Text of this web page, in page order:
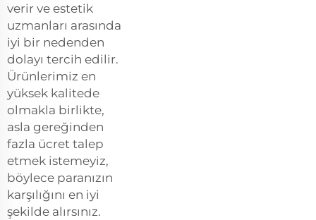
verir ve estetik
uzmanları arasında
iyi bir nedenden
dolayı tercih edilir.
Ürünlerimiz en
yüksek kalitede
olmakla birlikte,
asla gereğinden
fazla ücret talep
etmek istemeyiz,
böylece paranızın
karşılığını en iyi
şekilde alırsınız.